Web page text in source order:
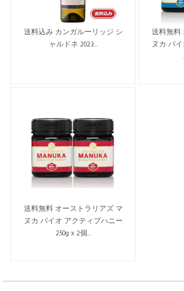
送料込み カンガルーリッジ シ
ャルドネ 2023...
送料無料
ヌカ バ
送料無料 オーストラリアズ マ
ヌカ バイオ アクティブハニー
250g x 2個...